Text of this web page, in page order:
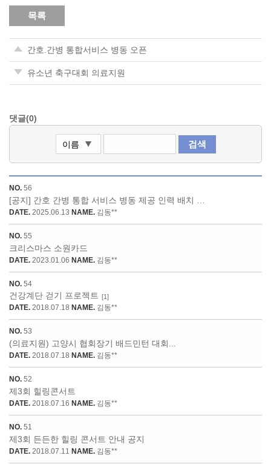
목록
간호.간병 통합서비스 병동 오픈
유소년 축구대회 의료지원
댓글(0)
검색
NO. 56
DATE. 2025.06.13 NAME. 김동**
NO. 55
크리스마스 소원카드
DATE. 2023.01.06 NAME. 김동**
NO. 54
건강계단 걷기 프로젝트 [1]
DATE. 2018.07.18 NAME. 김동**
NO. 53
(의료지원) 고양시 협회장기 배드민턴 대회...
DATE. 2018.07.18 NAME. 김동**
NO. 52
제3회 힐링콘서트
DATE. 2018.07.16 NAME. 김동**
NO. 51
제3회 든든한 힐링 콘서트 안내 공지
DATE. 2018.07.11 NAME. 김동**